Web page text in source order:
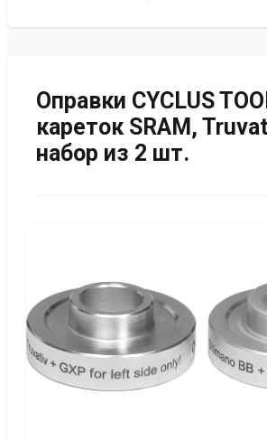
Оправки CYCLUS
кареток SRAM,
набор из 2 шт.